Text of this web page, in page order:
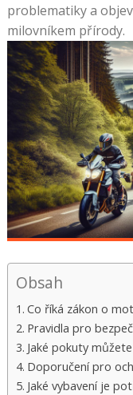
problematiky a
milovníkem přírody.
Obsah
Co říká zákon o
Pravidla pro
Jaké pokuty
Doporučení pro
Jaké vybavení je